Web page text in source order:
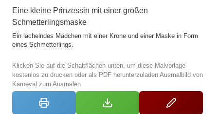
Eine kleine Prinzessin mit einer großen
Schmetterlingsmaske
Ein lächelndes Mädchen mit einer Krone und einer Maske in Form
eines Schmetterlings.
Klicken Sie auf die Schaltflächen unten, um diese Malvorlage
kostenlos zu drucken oder als PDF herunterzuladen Ausmalbild von
Karneval zum Ausmalen